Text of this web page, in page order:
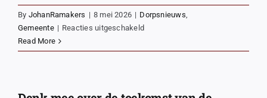
Vivre!
By JohanRamakers | 8 mei 2026 | Dorpsnieuws,
Gemeente | Reacties uitgeschakeldvoor
is
dorpswinkel:
Read More